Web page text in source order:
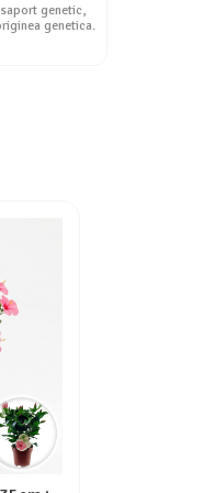
genetic,
genetica.